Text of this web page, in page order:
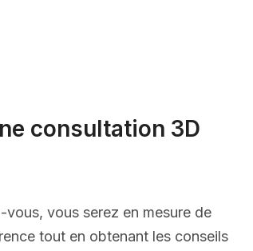
consultation 3D
vous serez en mesure de
tout en obtenant les conseils